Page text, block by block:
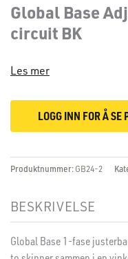
Global Base
circuit BK
Les mer
LOGG INN FOR Å SE
Produktnummer: GB24-2
BESKRIVELSE
Global Base 1-fase